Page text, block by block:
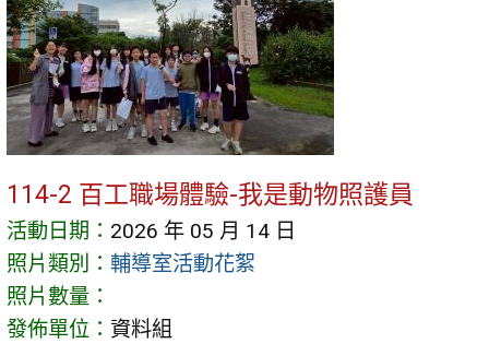
114-2 百工職場體驗-我是動物照護員
活動日期： 2026 年 05 月 14 日
照片類別： 輔導室活動花絮
照片數量：
發佈單位： 資料組